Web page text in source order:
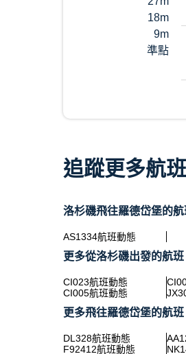
18m
9m
準點
追蹤更多航
洛杉磯飛往羅德岱堡的航
AS1334航班動態
更多從洛杉磯出發的航班
CI023航班動態
CI005航班動態
更多飛往羅德岱堡的航班
DL328航班動態
F92412航班動態